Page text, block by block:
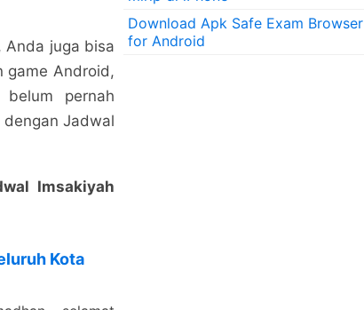
Anda juga bisa
game Android,
pernah
Jadwal
Imsakiyah
Kota
Download Apk Safe Exam Browser
for Android